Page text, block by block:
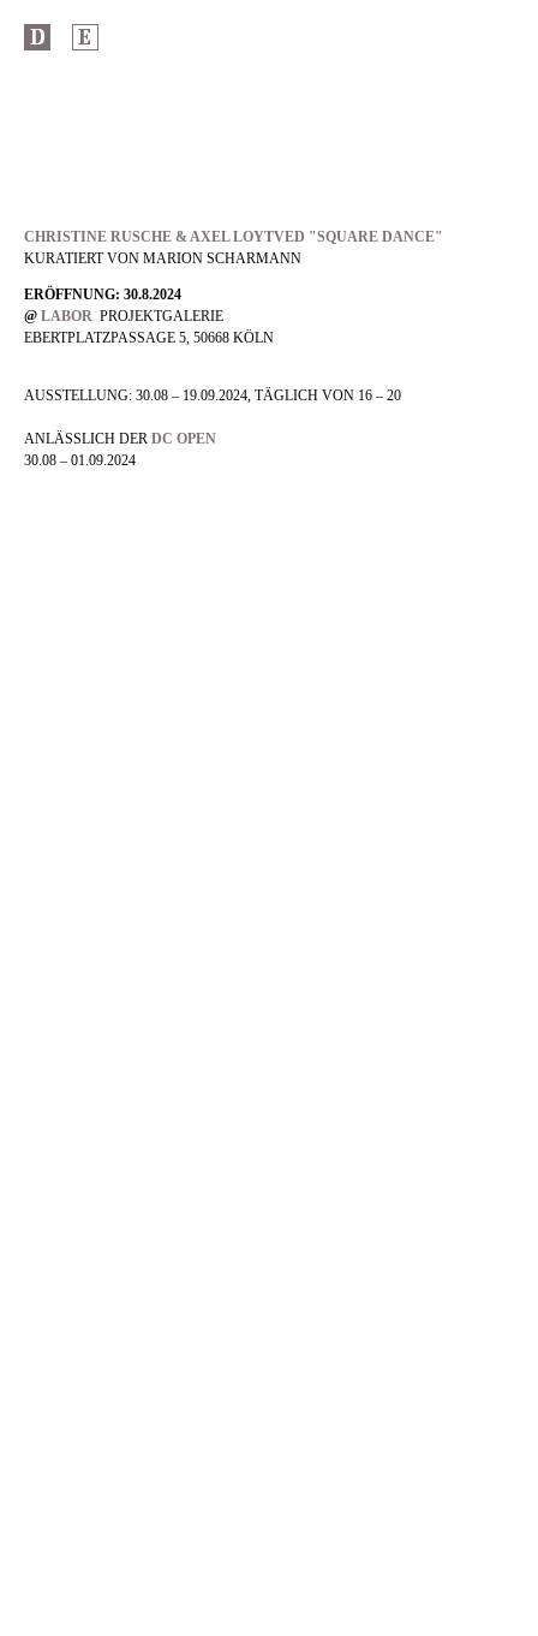
CHRISTINE RUSCHE & AXEL LOYTVED "SQUARE DANCE"
KURATIERT VON MARION SCHARMANN
ERÖFFNUNG: 30.8.2024
@ LABOR PROJEKTGALERIE
EBERTPLATZPASSAGE 5, 50668 KÖLN
AUSSTELLUNG: 30.08 – 19.09.2024, TÄGLICH VON 16 – 20
ANLÄSSLICH DER DC OPEN
30.08 – 01.09.2024